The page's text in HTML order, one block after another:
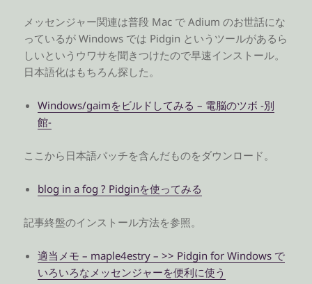
メッセンジャー関連は普段 Mac で Adium のお世話にな
っているが Windows では Pidgin というツールがあるら
しいというウワサを聞きつけたので早速インストール。
日本語化はもちろん探した。
Windows/gaimをビルドしてみる – 電脳のツボ -別
館-
ここから日本語パッチを含んだものをダウンロード。
blog in a fog ? Pidginを使ってみる
記事終盤のインストール方法を参照。
適当メモ – maple4estry – >> Pidgin for Windows で
いろいろなメッセンジャーを便利に使う